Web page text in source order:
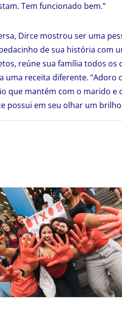
Tem funcionado bem.”
Dirce mostrou ser uma
de sua história com
reúne sua família todos os
uma receita diferente. “Adoro
que mantém com o marido e
possui em seu olhar um